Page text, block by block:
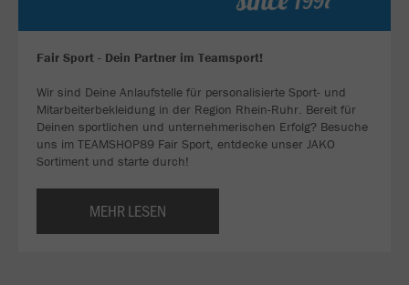
Fair Sport - Dein Partner im Teamsport!
Wir sind Deine Anlaufstelle für personalisierte Sport- und
Mitarbeiterbekleidung in der Region Rhein-Ruhr. Bereit für
Deinen sportlichen und unternehmerischen Erfolg? Besuche
uns im TEAMSHOP89 Fair Sport, entdecke unser JAKO
Sortiment und starte durch!
MEHR LESEN